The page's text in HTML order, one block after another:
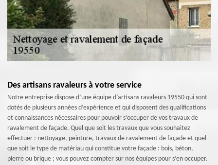
Des artisans ravaleurs à votre service
Notre entreprise dispose d’une équipe d’artisans ravaleurs 19550 qui sont
dotés de plusieurs années d’expérience et qui disposent des qualifications
et connaissances nécessaires pour pouvoir s’occuper de vos travaux de
ravalement de façade. Quel que soit les travaux que vous souhaitez
effectuer : nettoyage, peinture, travaux de ravalement de façade et quel
que soit le type de matériau qui constitue votre façade : bois, béton,
pierre ou brique ; vous pouvez compter sur nos équipes pour s’en occuper.